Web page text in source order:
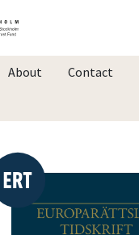
About Contact